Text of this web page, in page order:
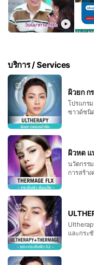
บริการ / Services
ผิวยก ก
โปรแกร
ซาวด์ชนิ
ผิวหด แ
นวัตกรร
การสร้า
Ultherapy + Thermage คือ 2 เครื่องมือใ
และกระ